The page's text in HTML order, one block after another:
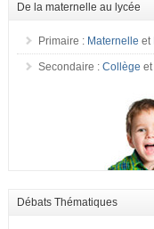
De la maternelle au lycée
Primaire : Maternelle et
Secondaire : Collège et
Débats Thématiques